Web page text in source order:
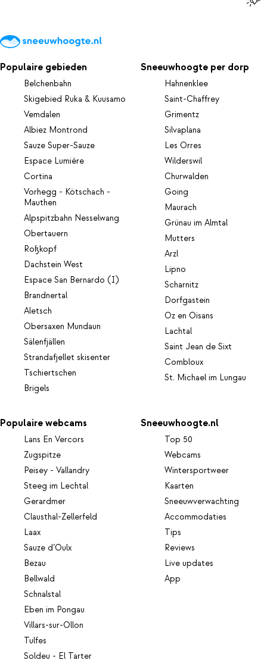
Populaire gebieden
Belchenbahn
Skigebied Ruka & Kuusamo
Vemdalen
Albiez Montrond
Sauze Super-Sauze
Espace Lumière
Cortina
Vorhegg - Kötschach -
Mauthen
Alpspitzbahn Nesselwang
Obertauern
Roßkopf
Dachstein West
Espace San Bernardo (I)
Brandnertal
Aletsch
Obersaxen Mundaun
Sälenfjällen
Strandafjellet skisenter
Tschiertschen
Brigels
Sneeuwhoogte per dorp
Hahnenklee
Saint-Chaffrey
Grimentz
Silvaplana
Les Orres
Wilderswil
Churwalden
Going
Maurach
Grünau im Almtal
Mutters
Arzl
Lipno
Scharnitz
Dorfgastein
Oz en Oisans
Lachtal
Saint Jean de Sixt
Combloux
St. Michael im Lungau
Populaire webcams
Lans En Vercors
Zugspitze
Peisey - Vallandry
Steeg im Lechtal
Gerardmer
Clausthal-Zellerfeld
Laax
Sauze d’Oulx
Bezau
Bellwald
Schnalstal
Eben im Pongau
Villars-sur-Ollon
Tulfes
Soldeu - El Tarter
Sneeuwhoogte.nl
Top 50
Webcams
Wintersportweer
Kaarten
Sneeuwverwachting
Accommodaties
Tips
Reviews
Live updates
App